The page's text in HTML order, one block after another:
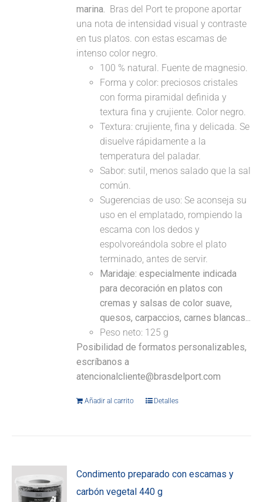
marina. Bras del Port te propone aportar
una nota de intensidad visual y contraste
en tus platos. con estas escamas de
intenso color negro.
100 % natural. Fuente de magnesio.
Forma y color: preciosos cristales
con forma piramidal definida y
textura fina y crujiente. Color negro.
Textura: crujiente, fina y delicada. Se
disuelve rápidamente a la
temperatura del paladar.
Sabor: sutil, menos salado que la sal
común.
Sugerencias de uso: Se aconseja su
uso en el emplatado, rompiendo la
escama con los dedos y
espolvoreándola sobre el plato
terminado, antes de servir.
Maridaje: especialmente indicada
para decoración en platos con
cremas y salsas de color suave,
quesos, carpaccios, carnes blancas...
Peso neto: 125 g
Posibilidad de formatos personalizables,
escríbanos a
atencionalcliente@brasdelport.com
Añadir al carrito Detalles
Condimento preparado con escamas y
carbón vegetal 440 g